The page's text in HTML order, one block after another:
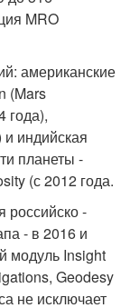
MRO
американские
(Mars
года),
индийская
планеты -
(с 2012 года.
российско -
- в 2016 и
модуль Insight
Geodesy
не исключает